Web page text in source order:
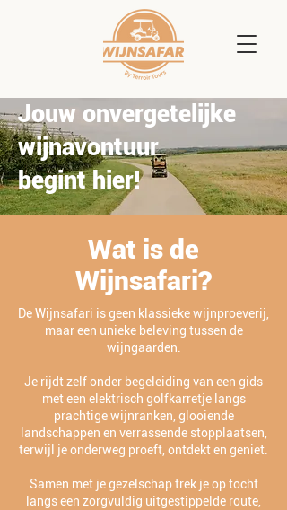
Jouw onvergetelijke
wijnavontuur
begint hier!
Wat is de
Wijnsafari?
De Wijnsafari is geen klassieke wijnproeverij,
maar een unieke beleving tussen de
wijngaarden.
Je rijdt zelf onder begeleiding van een gids
met een elektrisch golfkarretje langs
prachtige wijnranken, glooiende
landschappen en verrassende stopplaatsen,
terwijl je onderweg proeft, ontdekt en geniet.
Samen met je gezelschap trek je op tocht
langs een zorgvuldig uitgestippelde route,